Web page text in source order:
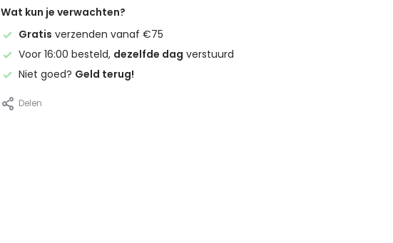
Wat kun je verwachten?
Gratis verzenden vanaf €75
Voor 16:00 besteld, dezelfde dag verstuurd
Niet goed? Geld terug!
Delen